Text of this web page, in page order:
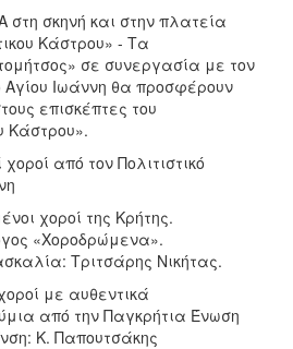
σκηνή και στην πλατεία
Κάστρου» - Τα
σε συνεργασία με τον
Αγίου Ιωάννη θα προσφέρουν
επισκέπτες του
Κάστρου».
χοροί από τον Πολιτιστικό
χοροί της Κρήτης.
«Χοροδρώμενα».
Τριτσάρης Νικήτας.
με αυθεντικά
από την Παγκρήτια Ένωση
Κ. Παπουτσάκης